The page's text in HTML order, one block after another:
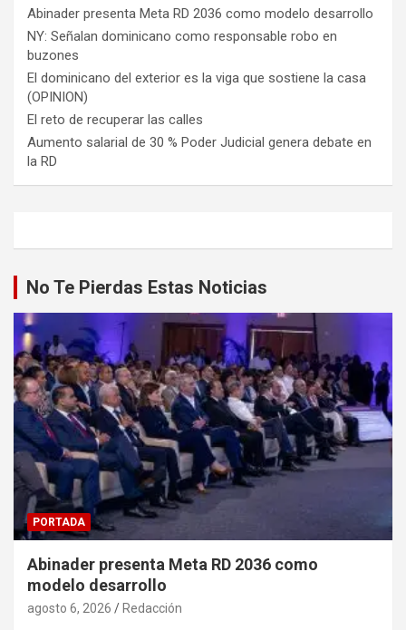
Abinader presenta Meta RD 2036 como modelo desarrollo
NY: Señalan dominicano como responsable robo en
buzones
El dominicano del exterior es la viga que sostiene la casa
(OPINION)
El reto de recuperar las calles
Aumento salarial de 30 % Poder Judicial genera debate en
la RD
No Te Pierdas Estas Noticias
PORTADA
Abinader presenta Meta RD 2036 como
modelo desarrollo
agosto 6, 2026 Redacción